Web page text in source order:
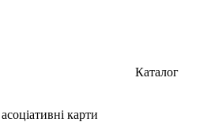
Каталог
карти